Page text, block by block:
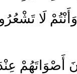
لَا
أَصْوَاتَهُمْ